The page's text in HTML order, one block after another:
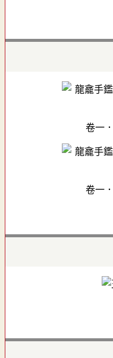
卷一
卷一